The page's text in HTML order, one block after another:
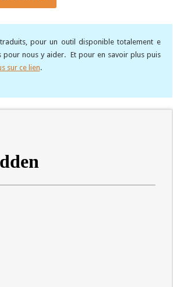
pour un outil disponible totalement e
nous y aider. Et pour en savoir plus puis
sur ce lien.